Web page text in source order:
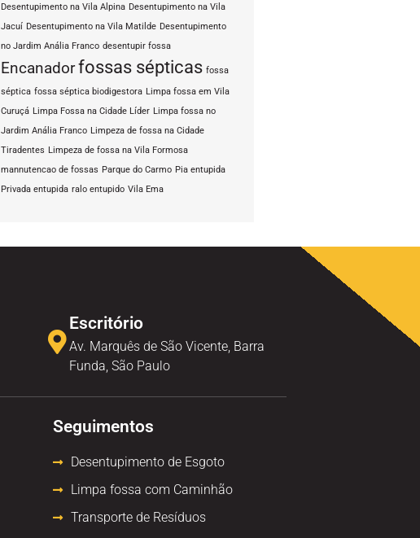
Desentupimento na Vila Alpina Desentupimento na Vila
Jacuí Desentupimento na Vila Matilde Desentupimento
no Jardim Anália Franco desentupir fossa
Encanadorfossas sépticas fossa
séptica fossa séptica biodigestora Limpa fossa em Vila
Curuçá Limpa Fossa na Cidade Líder Limpa fossa no
Jardim Anália Franco Limpeza de fossa na Cidade
Tiradentes Limpeza de fossa na Vila Formosa
mannutencao de fossas Parque do Carmo Pia entupida
Privada entupida ralo entupido Vila Ema
Escritório
Av. Marquês de São Vicente, Barra
Funda, São Paulo
Seguimentos
Desentupimento de Esgoto
Limpa fossa com Caminhão
Transporte de Resíduos